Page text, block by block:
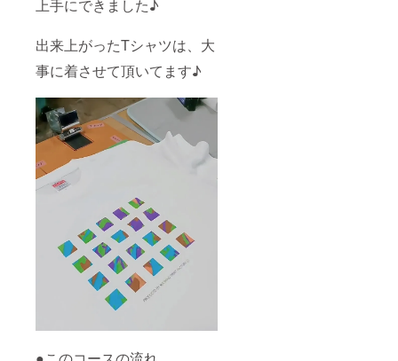
上手にできました♪
出来上がったTシャツは、大
事に着させて頂いてます♪